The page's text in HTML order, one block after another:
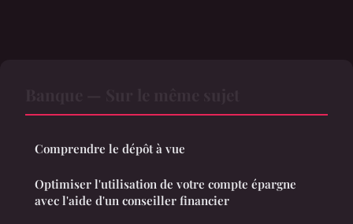
Comprendre le dépôt à vue
Optimiser l'utilisation de votre compte épargne
avec l'aide d'un conseiller financier